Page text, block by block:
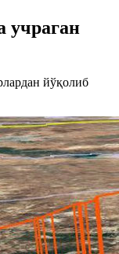
учраган
йўқолиб